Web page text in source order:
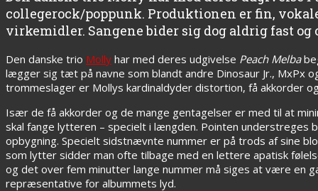
collegerock/poppunk. Produktionen er fin,
virkemidler. Sangene bider sig dog aldrig fast
Den danske trio Molly har med deres udgivelse Peach Melba
lægger sig tæt på navne som blandt andre Dinosaur Jr., MxPx
trommeslager er Mollys kardinaldyder distortion, få akkorder
Især de få akkorder og de mange gentagelser er med til at
skal fange lytteren – specielt i længden. Pointen understreges
opbygning. Specielt sidstnævnte nummer er på trods af sine
som lytter sidder man ofte tilbage med en lettere apatisk
og det over fem minutter lange nummer må siges at være
repræsentative for albummets lyd.